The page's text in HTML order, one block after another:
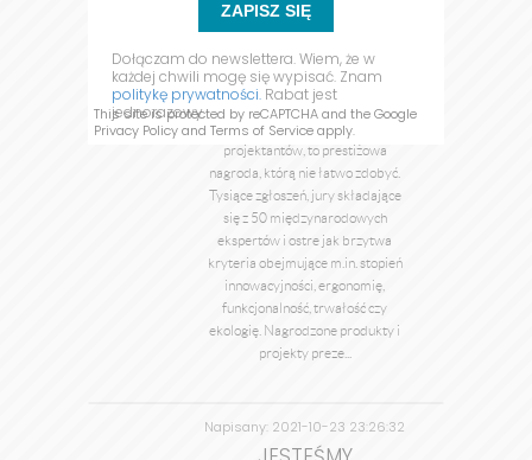
przez admin
NAJBARDZIEJ
NAGRADZANE SZELKI
DLA PSA NA ŚWIECIE
Oskar designu dla psich szelek Red
Dot Design - marzy o niej wielu
projektantów, to prestiżowa
nagroda, którą nie łatwo zdobyć.
Tysiące zgłoszeń, jury składające
się z 50 międzynarodowych
ekspertów i ostre jak brzytwa
kryteria obejmujące m.in. stopień
innowacyjności, ergonomię,
funkcjonalność, trwałość czy
ekologię. Nagrodzone produkty i
projekty preze...
Napisany: 2021-10-23 23:26:32
przez admin
ZAPISZ SIĘ
Dołączam do newslettera. Wiem, że w
każdej chwili mogę się wypisać. Znam
politykę prywatności. Rabat jest
jednorazowy.
This site is protected by reCAPTCHA and the Google
Privacy Policyand Terms of Serviceapply.